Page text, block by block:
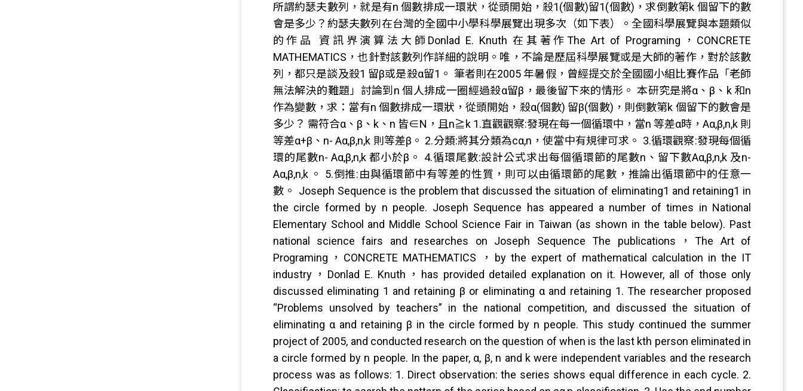
所謂約瑟夫數列，就是有n 個數排成一環狀，從頭開始，殺1(個數)留1(個數)，求倒數第k 個留下的數
會是多少？約瑟夫數列在台灣的全國中小學科學展覽出現多次（如下表）。全國科學展覽與本題類似
的作品 資訊界演算法大師Donlad E. Knuth 在其著作The Art of Programing，CONCRETE
MATHEMATICS，也針對該數列作詳細的說明。唯，不論是歷屆科學展覽或是大師的著作，對於該數
列，都只是談及殺1 留β或是殺α留1。 筆者則在2005 年暑假，曾經提交於全國國小組比賽作品「老師
無法解決的難題」討論到n 個人排成一圈經過殺α留β，最後留下來的情形。 本研究是將α、β、k 和n
作為變數，求：當有n 個數排成一環狀，從頭開始，殺α(個數) 留β(個數)，則倒數第k 個留下的數會是
多少？ 需符合α、β、k、n 皆∈N，且n≧k 1.直觀觀察:發現在每一個循環中，當n 等差α時，Aα,β,n,k 則
等差α+β、n- Aα,β,n,k 則等差β。 2.分類:將其分類為cα,n，使當中有規律可求。 3.循環觀察:發現每個循
環的尾數n- Aα,β,n,k 都小於β。 4.循環尾數:設計公式求出每個循環節的尾數n、留下數Aα,β,n,k 及n-
Aα,β,n,k 。 5.倒推:由與循環節中有等差的性質，則可以由循環節的尾數，推論出循環節中的任意一
數。 Joseph Sequence is the problem that discussed the situation of eliminating1 and retaining1 in
the circle formed by n people. Joseph Sequence has appeared a number of times in National
Elementary School and Middle School Science Fair in Taiwan (as shown in the table below). Past
national science fairs and researches on Joseph Sequence The publications，The Art of
Programing，CONCRETE MATHEMATICS ，by the expert of mathematical calculation in the IT
industry，Donlad E. Knuth，has provided detailed explanation on it. However, all of those only
discussed eliminating 1 and retaining β or eliminating α and retaining 1. The researcher proposed
“Problems unsolved by teachers” in the national competition, and discussed the situation of
eliminating α and retaining β in the circle formed by n people. This study continued the summer
project of 2005, and conducted research on the question of when is the last kth person eliminated in
a circle formed by n people. In the paper, α, β, n and k were independent variables and the research
process was as follows: 1. Direct observation: the series shows equal difference in each cycle. 2.